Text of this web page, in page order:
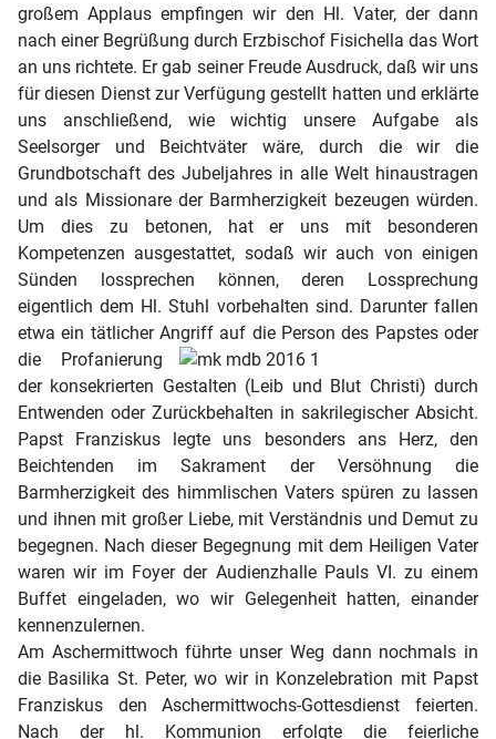
großem Applaus empfingen wir den Hl. Vater, der dann
nach einer Begrüßung durch Erzbischof Fisichella das Wort
an uns richtete. Er gab seiner Freude Ausdruck, daß wir uns
für diesen Dienst zur Verfügung gestellt hatten und erklärte
uns anschließend, wie wichtig unsere Aufgabe als
Seelsorger und Beichtväter wäre, durch die wir die
Grundbotschaft des Jubeljahres in alle Welt hinaustragen
und als Missionare der Barmherzigkeit bezeugen würden.
Um dies zu betonen, hat er uns mit besonderen
Kompetenzen ausgestattet, sodaß wir auch von einigen
Sünden lossprechen können, deren Lossprechung
eigentlich dem Hl. Stuhl vorbehalten sind. Darunter fallen
etwa ein tätlicher Angriff auf die Person des Papstesoder
die Profanierung
der konsekrierten Gestalten (Leib und Blut Christi) durch
Entwenden oder Zurückbehalten in sakrilegischer Absicht.
Papst Franziskus legte uns besonders ans Herz, den
Beichtenden im Sakrament der Versöhnung die
Barmherzigkeit des himmlischen Vaters spüren zu lassen
und ihnen mit großer Liebe, mit Verständnis und Demut zu
begegnen. Nach dieser Begegnung mit dem Heiligen Vater
waren wir im Foyer der Audienzhalle Pauls VI. zu einem
Buffet eingeladen, wo wir Gelegenheit hatten, einander
kennenzulernen.
Am Aschermittwoch führte unser Weg dann nochmals in
die Basilika St. Peter, wo wir in Konzelebration mit Papst
Franziskus den Aschermittwochs-Gottesdienst feierten.
Nach der hl. Kommunion erfolgte die feierliche